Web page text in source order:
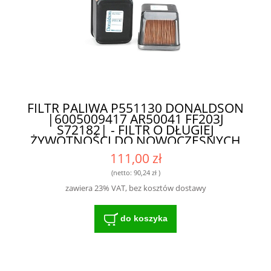
FILTR PALIWA P551130 DONALDSON
|6005009417 AR50041 FF203J
S72182| - FILTR O DŁUGIEJ
ŻYWOTNOŚCI DO NOWOCZESNYCH
MASZYN
111,00 zł
(netto: 90,24 zł)
zawiera 23% VAT, bez kosztów dostawy
do koszyka